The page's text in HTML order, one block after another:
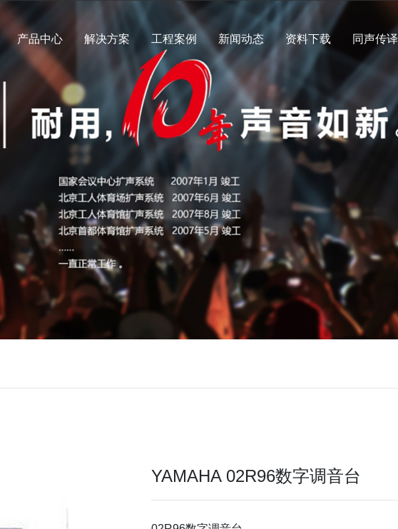
产品中心 解决方案 工程案例 新闻动态 资料下载 同声传译
YAMAHA 02R96数字调音台